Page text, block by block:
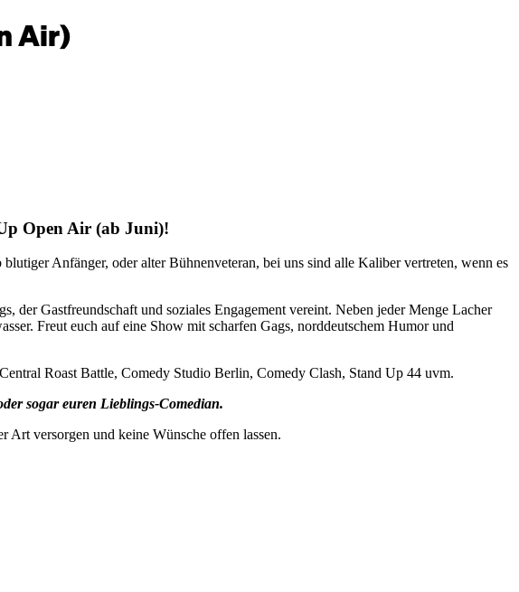
Air)
Open Air (ab Juni)!
Anfänger, oder alter Bühnenveteran, bei uns sind alle Kaliber vertreten, wenn es
Gastfreundschaft und soziales Engagement vereint. Neben jeder Menge Lacher
Freut euch auf eine Show mit scharfen Gags, norddeutschem Humor und
Roast Battle, Comedy Studio Berlin, Comedy Clash, Stand Up 44 uvm.
sogar euren Lieblings-Comedian.
versorgen und keine Wünsche offen lassen.